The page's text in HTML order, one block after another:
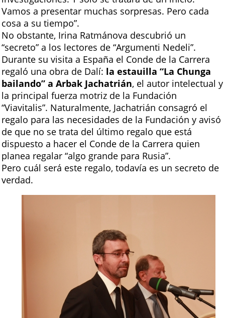
Vamos a presentar muchas sorpresas. Pero cada
cosa a su tiempo”.
No obstante, Irina Ratmánova descubrió un
“secreto” a los lectores de “Argumenti Nedeli”.
Durante su visita a España el Conde de la Carrera
regaló una obra de Dalí: la estauilla “La Chunga
bailando” a Arbak Jachatrián, el autor intelectual y
la principal fuerza motriz de la Fundación
“Viavitalis”. Naturalmente, Jachatrián consagró el
regalo para las necesidades de la Fundación y avisó
de que no se trata del último regalo que está
dispuesto a hacer el Conde de la Carrera quien
planea regalar “algo grande para Rusia”.
Pero cuál será este regalo, todavía es un secreto de
verdad.